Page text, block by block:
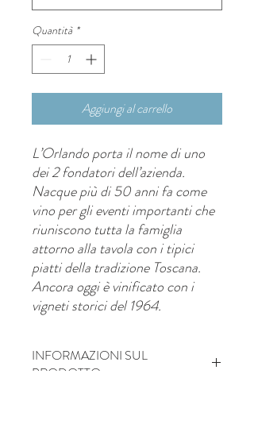
Quantità *
Aggiungi al carrello
L’Orlando porta il nome di uno
dei 2 fondatori dell’azienda.
Nacque più di 50 anni fa come
vino per gli eventi importanti che
riuniscono tutta la famiglia
attorno alla tavola con i tipici
piatti della tradizione Toscana.
Ancora oggi è vinificato con i
vigneti storici del 1964.
INFORMAZIONI SUL
PRODOTTO